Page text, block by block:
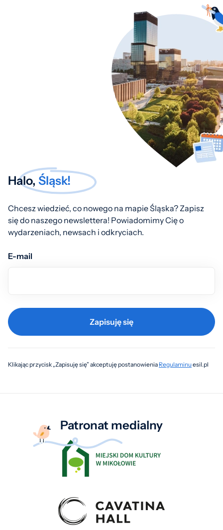
Halo, Śląsk!
Chcesz wiedzieć, co nowego na mapie Śląska? Zapisz
się do naszego newslettera! Powiadomimy Cię o
wydarzeniach, newsach i odkryciach.
E-mail
Zapisuję się
Klikając przycisk „Zapisuję się” akceptuję postanowienia Regulaminuesil.pl
Patronat medialny